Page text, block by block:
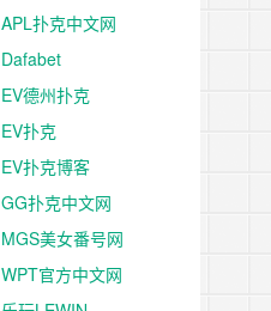
APL扑克中文网
Dafabet
EV德州扑克
EV扑克
EV扑克博客
GG扑克中文网
MGS美女番号网
WPT官方中文网